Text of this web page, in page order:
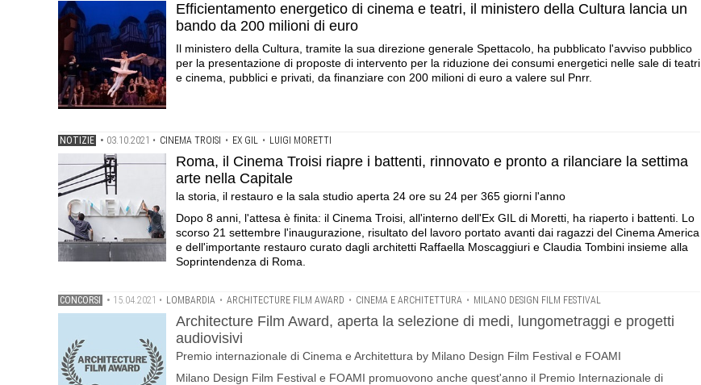
Efficientamento energetico di cinema e teatri, il ministero della Cultura lancia un
bando da 200 milioni di euro
Il ministero della Cultura, tramite la sua direzione generale Spettacolo, ha pubblicato l'avviso pubblico
per la presentazione di proposte di intervento per la riduzione dei consumi energetici nelle sale di teatri
e cinema, pubblici e privati, da finanziare con 200 milioni di euro a valere sul Pnrr.
NOTIZIE • 03.10.2021 • CINEMA TROISI • EX GIL • LUIGI MORETTI
Roma, il Cinema Troisi riapre i battenti, rinnovato e pronto a rilanciare la settima
arte nella Capitale
la storia, il restauro e la sala studio aperta 24 ore su 24 per 365 giorni l'anno
Dopo 8 anni, l'attesa è finita: il Cinema Troisi, all'interno dell'Ex GIL di Moretti, ha riaperto i battenti. Lo
scorso 21 settembre l'inaugurazione, risultato del lavoro portato avanti dai ragazzi del Cinema America
e dell'importante restauro curato dagli architetti Raffaella Moscaggiuri e Claudia Tombini insieme alla
Soprintendenza di Roma.
CONCORSI • 15.04.2021 • LOMBARDIA • ARCHITECTURE FILM AWARD • CINEMA E ARCHITETTURA • MILANO DESIGN FILM FESTIVAL
Architecture Film Award, aperta la selezione di medi, lungometraggi e progetti
audiovisivi
Premio internazionale di Cinema e Architettura by Milano Design Film Festival e FOAMI
Milano Design Film Festival e FOAMI promuovono anche quest'anno il Premio Internazionale di